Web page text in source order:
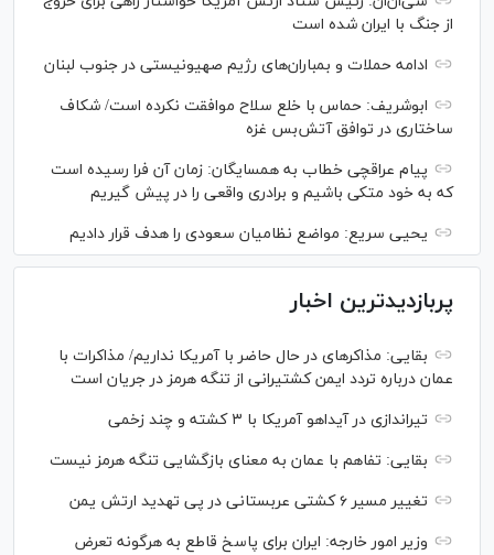
از جنگ با ایران شده است
ادامه حملات و بمباران‌های رژیم صهیونیستی در جنوب لبنان
ابوشریف: حماس با خلع سلاح موافقت نکرده است/ شکاف
ساختاری در توافق آتش‌‎بس غزه
پیام عراقچی خطاب به همسایگان: زمان آن فرا رسیده است
که به خود متکی باشیم و برادری واقعی را در پیش گیریم
یحیی سریع: مواضع نظامیان سعودی را هدف قرار دادیم
پربازدیدترین اخبار
بقایی: مذاکره‎ای در حال حاضر با آمریکا نداریم/ مذاکرات با
عمان درباره تردد ایمن کشتیرانی از تنگه هرمز در جریان است
تیراندازی در آیداهو آمریکا با ۳ کشته و چند زخمی
بقایی: تفاهم با عمان به معنای بازگشایی تنگه هرمز نیست
تغییر مسیر ۶ کشتی عربستانی در پی تهدید ارتش یمن
وزیر امور خارجه: ایران برای پاسخ قاطع به هرگونه تعرض